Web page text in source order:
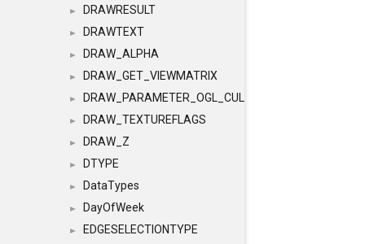
► DRAWRESULT
► DRAWTEXT
► DRAW_ALPHA
► DRAW_GET_VIEWMATRIX
► DRAW_PARAMETER_OGL_CULLING
► DRAW_TEXTUREFLAGS
► DRAW_Z
► DTYPE
► DataTypes
► DayOfWeek
► EDGESELECTIONTYPE